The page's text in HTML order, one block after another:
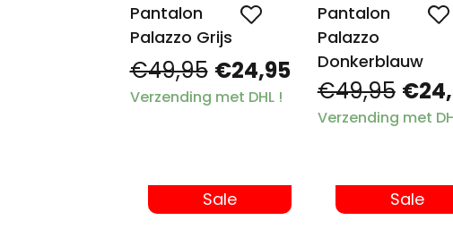
Pantalon
Palazzo Grijs
€49,95 €24,95
Verzending met DHL !
Pantalon
Palazzo
Donkerblauw
€49,95
Verzending met
Sale Sale